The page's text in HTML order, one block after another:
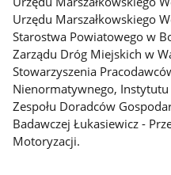
Urzędu Marszałkowskiego
Starostwa Powiatowego w
Zarządu Dróg Miejskich w
Stowarzyszenia
Nienormatywnego,
Zespołu Doradców
Badawczej Łukasiewicz -
Motoryzacji.